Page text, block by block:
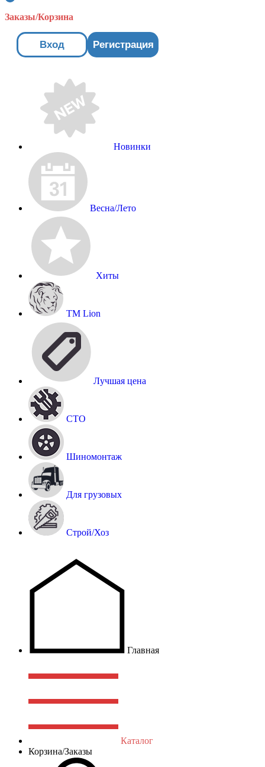
Заказы/Корзина
Вход Регистрация
Новинки
Весна/Лето
Хиты
TM Lion
Лучшая цена
СТО
Шиномонтаж
Для грузовых
Строй/Хоз
Главная
Каталог
Корзина/Заказы